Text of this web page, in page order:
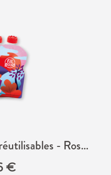
Gourdes alimentaires réutilisables - Rose & Vert
€